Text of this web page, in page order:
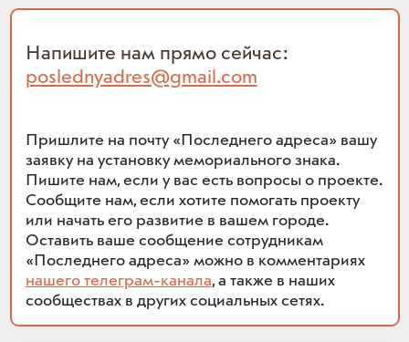
Напишите нам прямо сейчас:
poslednyadres@gmail.com
Пришлите на почту «Последнего адреса» вашу
заявку на установку мемориального знака.
Пишите нам, если у вас есть вопросы о проекте.
Сообщите нам, если хотите помогать проекту
или начать его развитие в вашем городе.
Оставить ваше сообщение сотрудникам
«Последнего адреса» можно в комментариях
нашего телеграм-канала, а также в наших
сообществах в других социальных сетях.